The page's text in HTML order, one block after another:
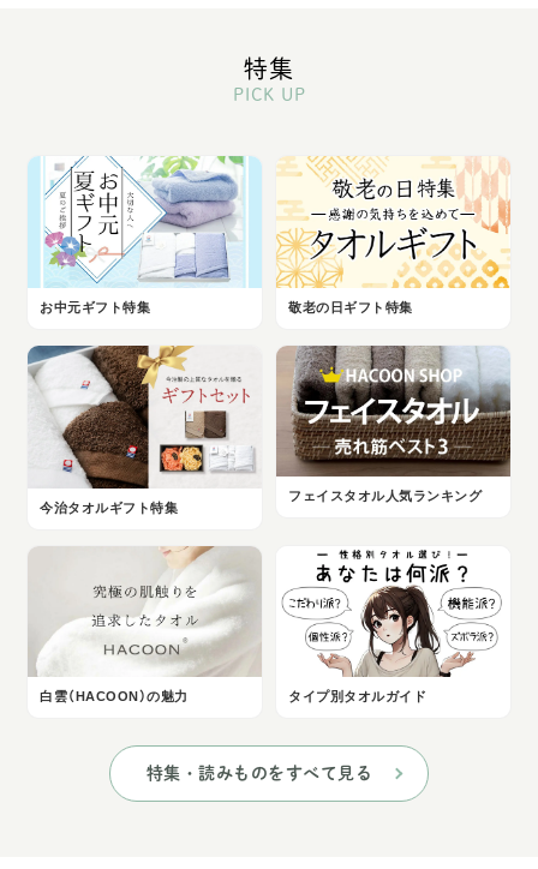
特集
PICK UP
お中元ギフト特集 敬老の日ギフト特集
今治タオルギフト特集
フェイスタオル人気ランキング
白雲（HACOON）の魅力 タイプ別タオルガイド
特集・読みものをすべて見る